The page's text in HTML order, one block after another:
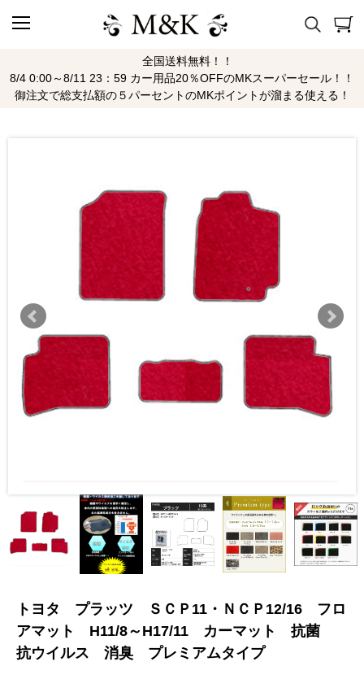
全国送料無料！！
8/4 0:00～8/11 23：59 カー用品20％OFFのMKスーパーセール！！
御注文で総支払額の５パーセントのMKポイントが溜まる使える！
トヨタ プラッツ ＳＣＰ11・ＮＣＰ12/16 フロ
アマット H11/8～H17/11 カーマット 抗菌
抗ウイルス 消臭 プレミアムタイプ